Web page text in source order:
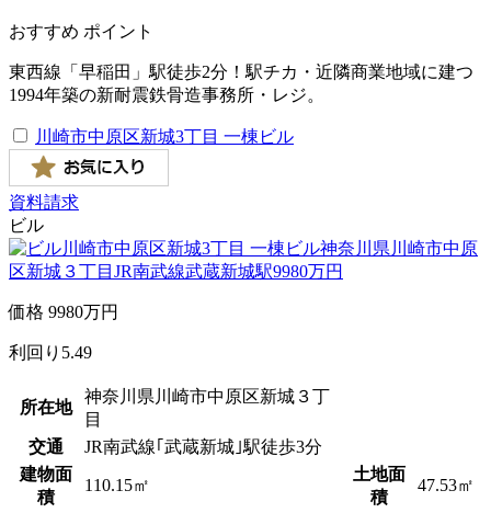
おすすめ ポイント
東西線「早稲田」駅徒歩2分！駅チカ・近隣商業地域に建つ
1994年築の新耐震鉄骨造事務所・レジ。
川崎市中原区新城3丁目 一棟ビル
資料請求
ビル
価格 9980万円
利回り 5.49
所在地
神奈川県川崎市中原区新城３丁
目
交通
JR南武線｢武蔵新城｣駅徒歩3分
建物面
積
110.15㎡
土地面
積
47.53㎡